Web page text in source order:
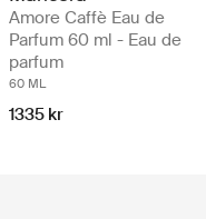
Amore Caffè Eau de
Parfum 60 ml - Eau de
parfum
60 ML
1335 kr